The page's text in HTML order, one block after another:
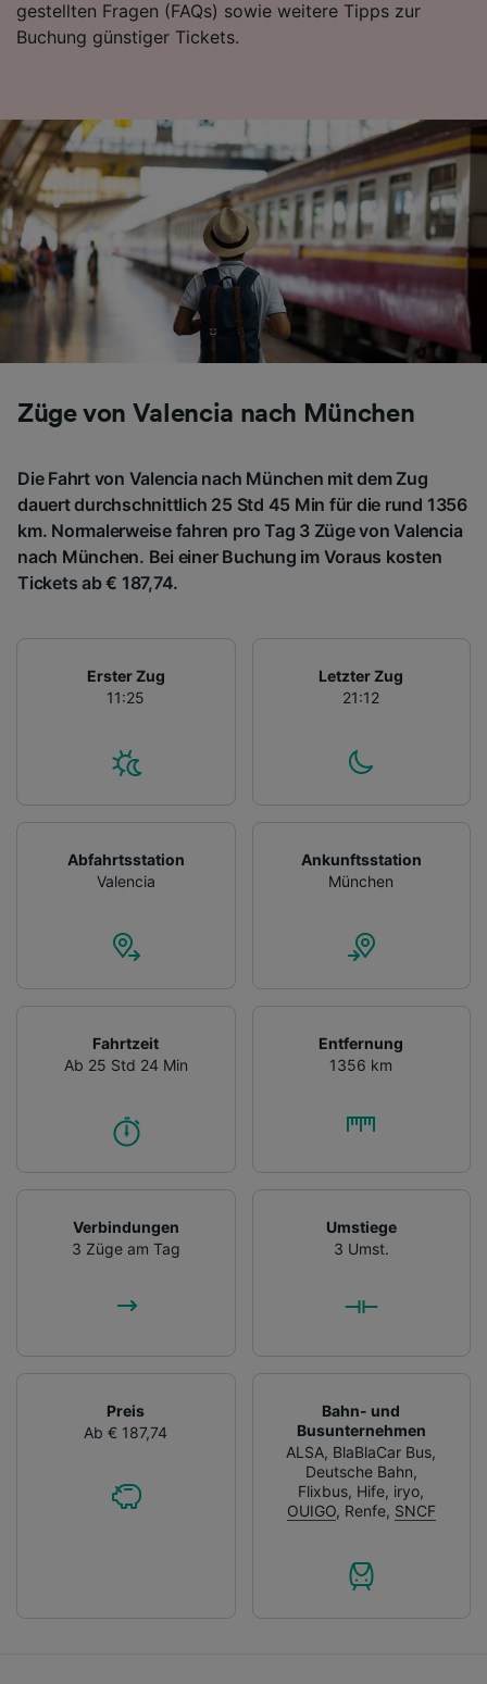
gestellten Fragen (FAQs) sowie weitere Tipps zur
Buchung günstiger Tickets.
Züge von Valencia nach München
Die Fahrt von Valencia nach München mit dem Zug
dauert durchschnittlich 25 Std 45 Min für die rund 1356
km. Normalerweise fahren pro Tag 3 Züge von Valencia
nach München. Bei einer Buchung im Voraus kosten
Tickets ab € 187,74.
Erster Zug
11:25
Letzter Zug
21:12
Abfahrtsstation
Valencia
Ankunftsstation
München
Fahrtzeit
Ab 25 Std 24 Min
Entfernung
1356 km
Verbindungen
3 Züge am Tag
Umstiege
3 Umst.
Preis
Ab € 187,74
Bahn- und
Busunternehmen
ALSA, BlaBlaCar Bus,
Deutsche Bahn,
Flixbus, Hife, iryo,
OUIGO, Renfe, SNCF
Folgendes bereitzustellen:
Verwendung genauer Standortdaten.
Personalisierte Werbung und Inhalte, Messung
von Werbeleistung und der Performance von
Inhalten, Zielgruppenforschung sowie
Entwicklung und Verbesserung von
Angeboten.
Liste der Partner (Lieferanten)